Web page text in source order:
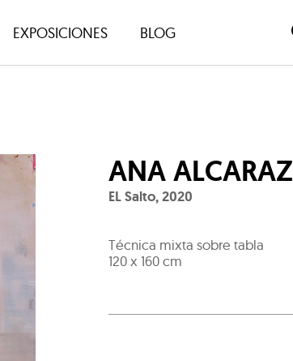
EXPOSICIONES BLOG
ANA ALCARAZ
EL Salto,2020
Técnica mixta sobre tabla
120 x 160 cm